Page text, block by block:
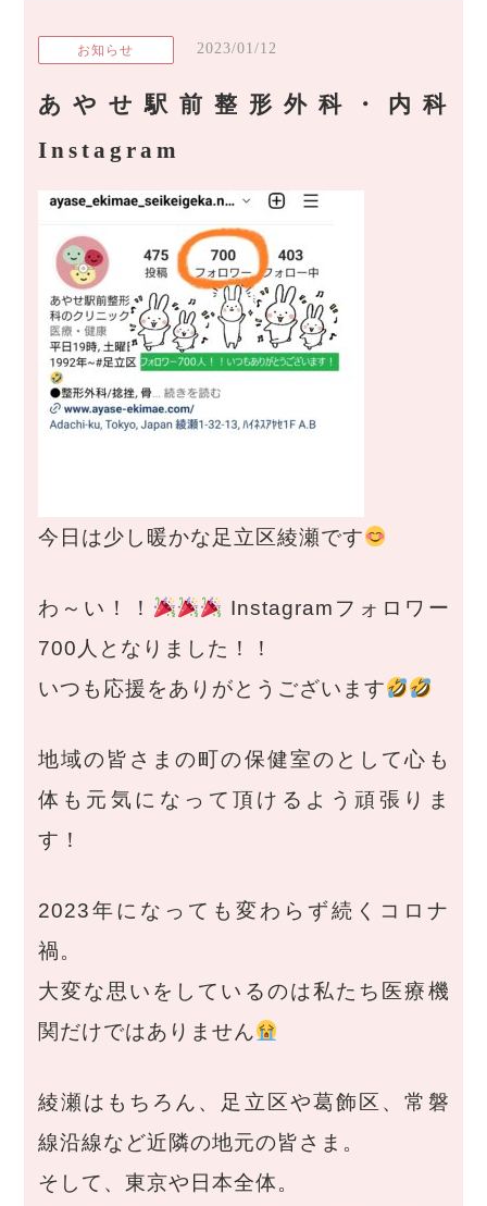
お知らせ 2023/01/12
あやせ駅前整形外科・内科
Instagram
今日は少し暖かな足立区綾瀬です
わ～い！！
Instagramフォロワー
700人となりました！！
いつも応援をありがとうございます
地域の皆さまの町の保健室のとして心も
体も元気になって頂けるよう頑張りま
す！
2023年になっても変わらず続くコロナ
禍。
大変な思いをしているのは私たち医療機
関だけではありません
綾瀬はもちろん、足立区や葛飾区、常磐
線沿線など近隣の地元の皆さま。
そして、東京や日本全体。